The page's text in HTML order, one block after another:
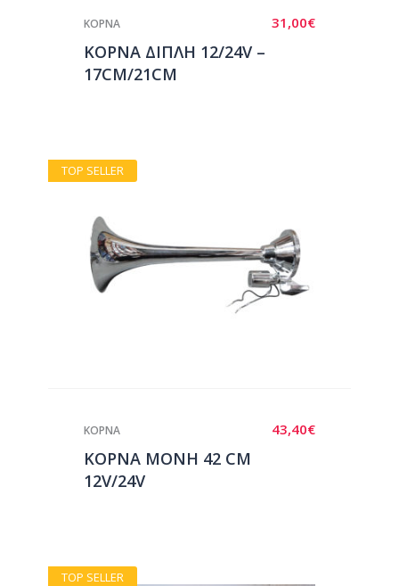
31,00€
ΚΟΡΝΑ
ΚΟΡΝΑ ΔΙΠΛΗ 12/24V –
17CM/21CM
TOP SELLER
43,40€
ΚΟΡΝΑ
ΚΟΡΝΑ ΜΟΝΗ 42 CM
12V/24V
TOP SELLER